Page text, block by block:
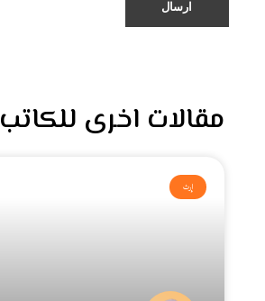
مقالات اخرى للكاتب
إرث